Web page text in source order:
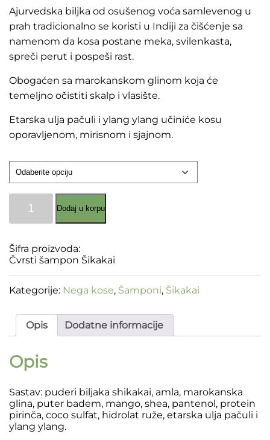
Ajurvedska biljka od osušenog voća samlevenog u
prah tradicionalno se koristi u Indiji za čišćenje sa
namenom da kosa postane meka, svilenkasta,
spreči perut i pospeši rast.
Obogaćen sa marokanskom glinom koja će
temeljno očistiti skalp i vlasište.
Etarska ulja pačuli i ylang ylang učiniće kosu
oporavljenom, mirisnom i sjajnom.
šampon
Šikakai
Dodaj u korpu
Šifra proizvoda:
Čvrsti šampon Šikakai
Kategorije: Nega kose, Šamponi, Šikakai
Opis Dodatne informacije
Opis
Sastav: puderi biljaka shikakai, amla, marokanska
glina, puter badem, mango, shea, pantenol, protein
pirinča, coco sulfat, hidrolat ruže, etarska ulja pačuli i
ylang ylang.